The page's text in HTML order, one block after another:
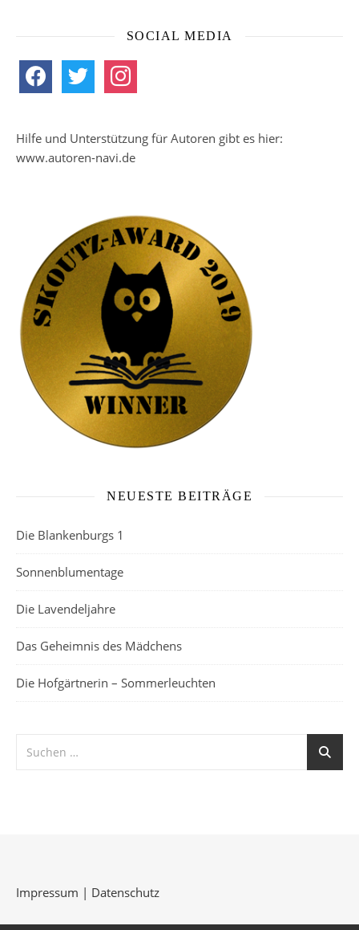
SOCIAL MEDIA
facebook twitter instagram
Hilfe und Unterstützung für Autoren gibt es hier:
www.autoren-navi.de
NEUESTE BEITRÄGE
Die Blankenburgs 1
Sonnenblumentage
Die Lavendeljahre
Das Geheimnis des Mädchens
Die Hofgärtnerin – Sommerleuchten
Impressum | Datenschutz